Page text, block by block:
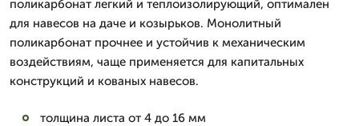
поликарбонат легкий и теплоизолирующий, оптимален
для навесов на даче и козырьков. Монолитный
поликарбонат прочнее и устойчив к механическим
воздействиям, чаще применяется для капитальных
конструкций и кованых навесов.
толщина листа от 4 до 16 мм